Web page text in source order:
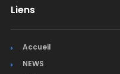
Liens
Accueil
NEWS